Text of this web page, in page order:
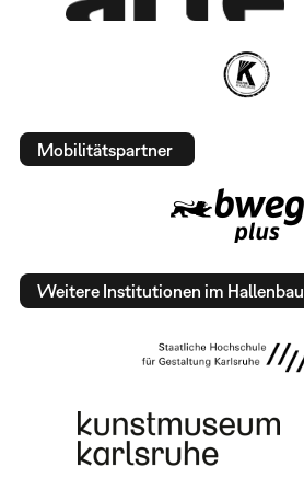
Mobilitätspartner
Weitere Institutionen im Hallenbau